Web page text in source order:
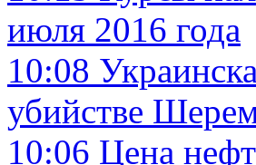
июля 2016 года
10:08
убийстве
10:06 Цена